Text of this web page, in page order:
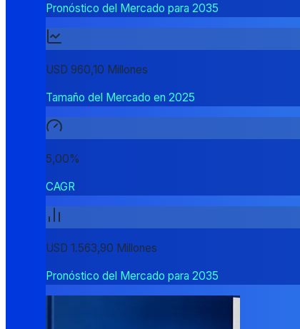
Pronóstico del Mercado para 2035
USD 960,10 Millones
Tamaño del Mercado en 2025
5,00%
CAGR
USD 1.563,90 Millones
Pronóstico del Mercado para 2035